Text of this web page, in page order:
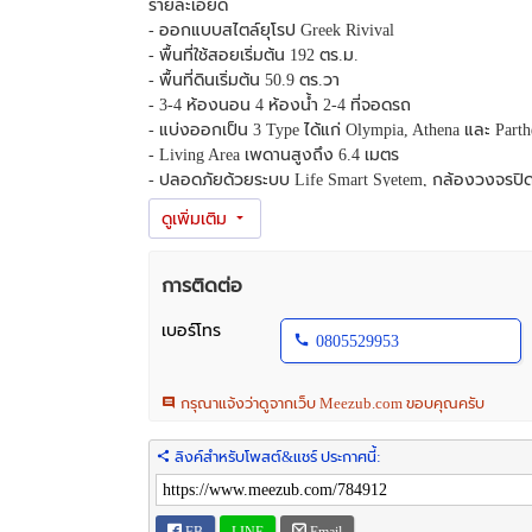
รายละเอียด
- ออกแบบสไตล์ยุโรป Greek Rivival
- พื้นที่ใช้สอยเริ่มต้น 192 ตร.ม.
- พื้นที่ดินเริ่มต้น 50.9 ตร.วา
- 3-4 ห้องนอน 4 ห้องน้ำ 2-4 ที่จอดรถ
- แบ่งออกเป็น 3 Type ได้แก่ Olympia, Athena และ
- Living Area เพดานสูงถึง 6.4 เมตร
- ปลอดภัยด้วยระบบ Life Smart Syetem, กล้องวงจรปิ
- หน้าบ้านหันทางทิศเหนือ
5 นาที จากรถไฟฟ้าสถานีแยกนนทบุรี1
15 นาที จาก ทางด่วนศรีรัช
- เชื่อมทุกการเดินทาง:ถ.นครอินทร์ ถ.ราชพฤกษ์ สะพา
- รายล้อมด้วยสิ่งอำนวยความสะดวก เซ็นทรัลรัตนาธิเบ
ฤดี
การติดต่อ
เบอร์โทร
0805529953
กรุณาแจ้งว่าดูจากเว็บ Meezub.com ขอบคุณครับ
ลิงค์สำหรับโพสต์&แชร์ ประกาศนี้: